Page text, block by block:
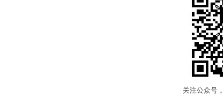
关注公众号